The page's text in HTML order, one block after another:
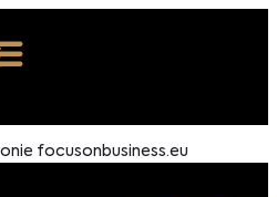
focusonbusiness.eu